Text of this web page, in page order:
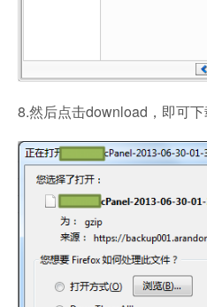
8.然后点击download，即可下